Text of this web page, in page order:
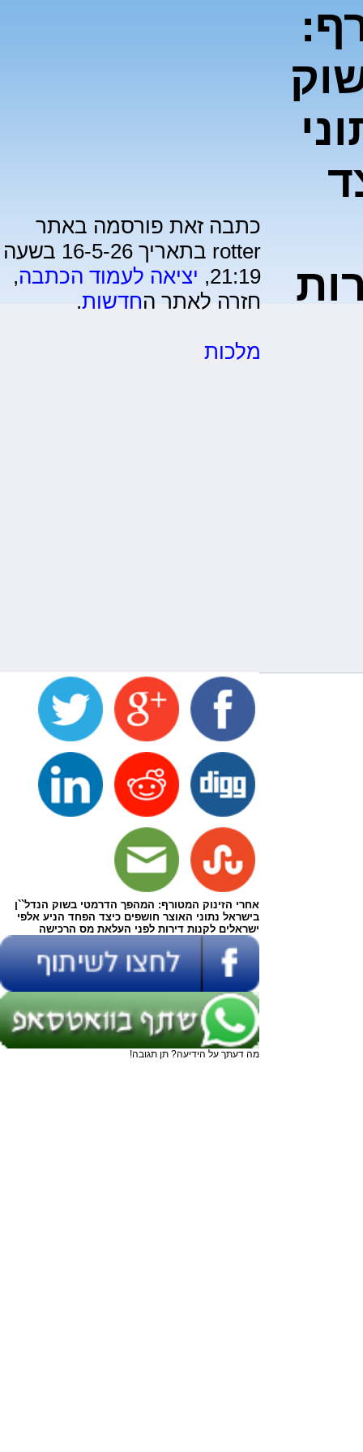
כתבה זאת פורסמה באתר
rotter בתאריך 16-5-26 בשעה
21:19, יציאה לעמוד הכתבה,
חזרה לאתר החדשות.
מלכות
אחרי הזינוק המטורף: המהפך הדרמטי בשוק הנדל``ן
בישראל נתוני האוצר חושפים כיצד הפחד הניע אלפי
ישראלים לקנות דירות לפני העלאת מס הרכישה
מה דעתך על הידיעה? תן תגובה!